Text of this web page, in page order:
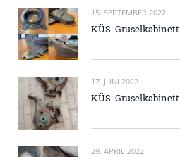
15. SEPTEMBER 2022
KÜS: Gruselkabinett
17. JUNI 2022
KÜS: Gruselkabinett
29. APRIL 2022